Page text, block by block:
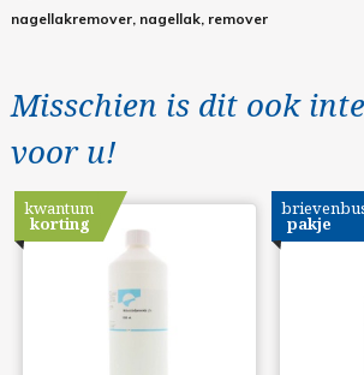
nagellakremover, nagellak, remover
Misschien is dit ook
voor u!
kwantum
korting pakje